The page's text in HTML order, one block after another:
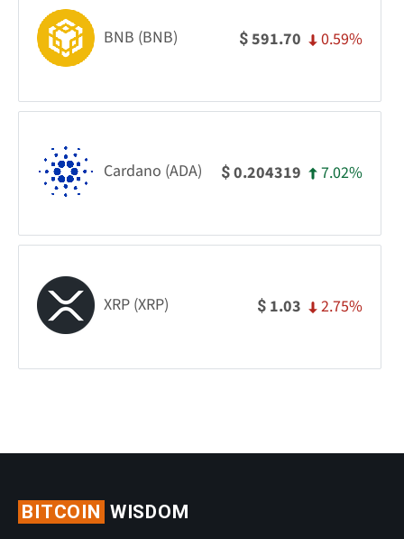
BNB (BNB) $591.70 0.59%
Cardano (ADA) $0.204319 7.02%
XRP (XRP) $ 1.03 2.75%
BITCOIN WISDOM